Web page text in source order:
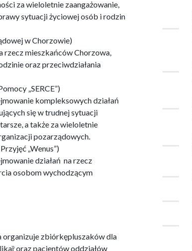
za wieloletnie zaangażowanie,
sytuacji życiowej osób i rodzin
w Chorzowie)
rzecz mieszkańców Chorzowa,
oraz przeciwdziałania
„SERCE”)
kompleksowych działań
się w trudnej sytuacji
a także za wieloletnie
pozarządowych.
„Wenus”)
działań na rzecz
osobom wychodzącym
zbiórkępluszaków dla
oraz pacjentów oddziałów